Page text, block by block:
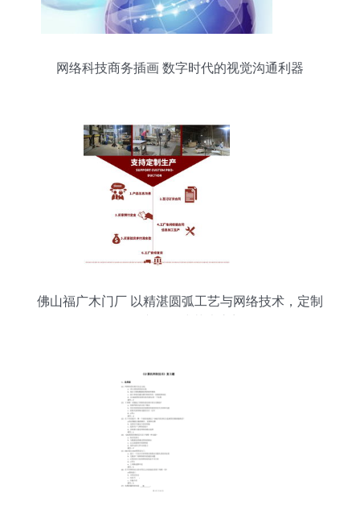
网络科技商务插画 数字时代的视觉沟通利器
佛山福广木门厂 以精湛圆弧工艺与网络技术，定制